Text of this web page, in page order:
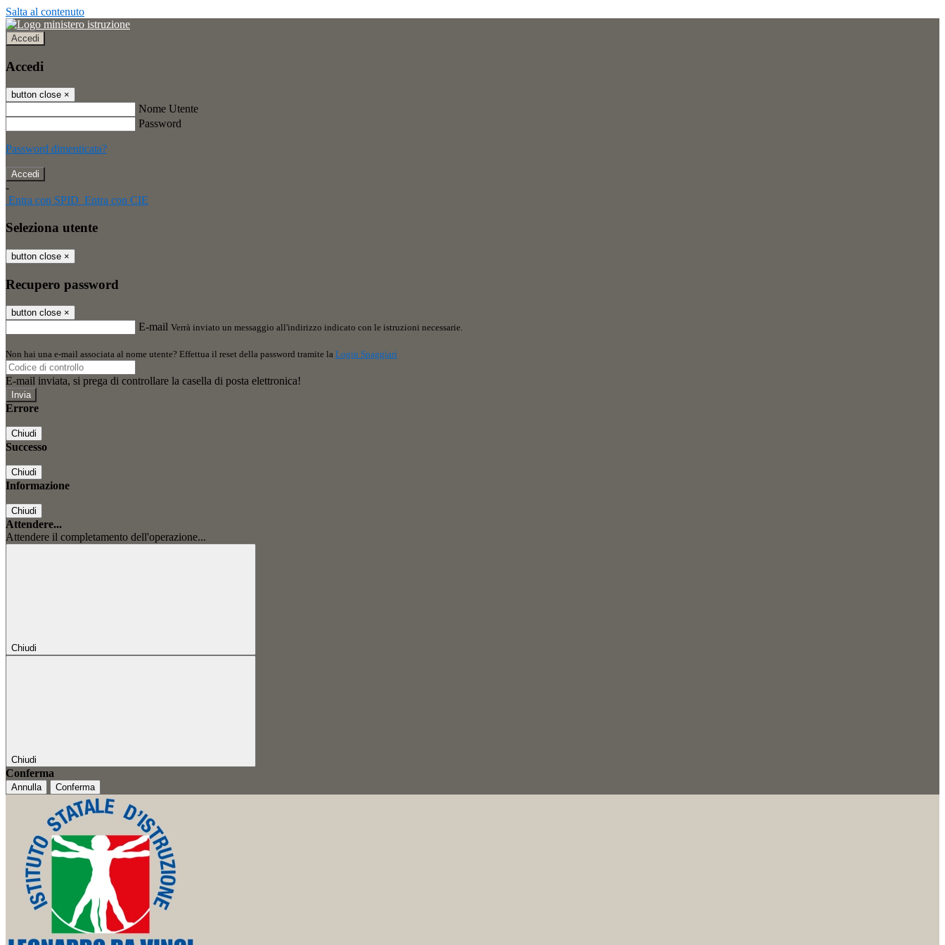
Salta al contenuto
Accedi
Accedi
button close ×
Nome Utente
Password
Password dimenticata?
-
Entra con SPID Entra con CIE
Seleziona utente
button close ×
Recupero password
button close ×
E-mail Verrà inviato un messaggio all'indirizzo indicato con le istruzioni necessarie.
Non hai una e-mail associata al nome utente? Effettua il reset della password tramite la Login Spaggiari
E-mail inviata, si prega di controllare la casella di posta elettronica!
Errore
Chiudi
Successo
Chiudi
Informazione
Chiudi
Attendere...
Attendere il completamento dell'operazione...
Chiudi
Chiudi
Conferma
Annulla Conferma